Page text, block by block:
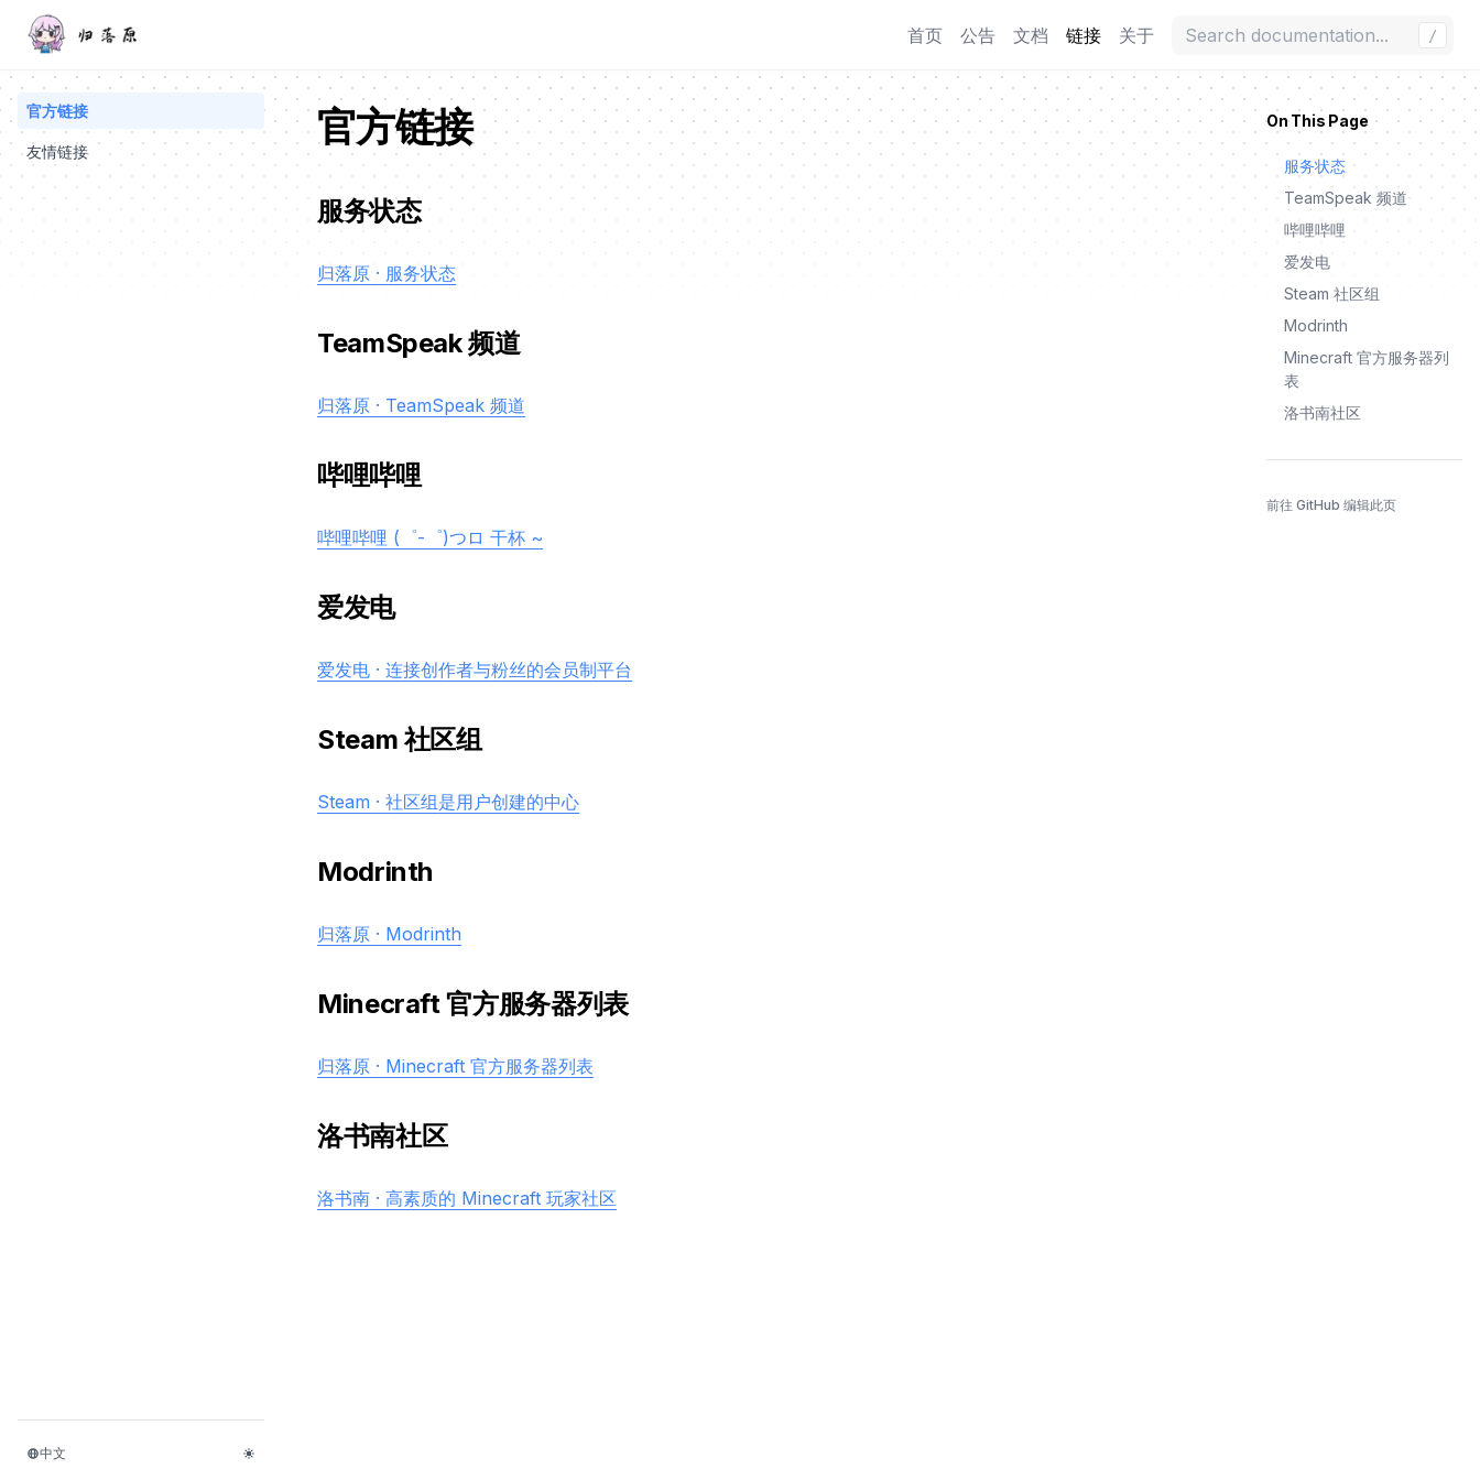
首页 公告 文档 链接 关于 /
官方链接
友情链接
中文
官方链接
服务状态
归落原 · 服务状态
TeamSpeak 频道
归落原 · TeamSpeak 频道
哔哩哔哩
哔哩哔哩 (゜-゜)つロ 干杯 ~
爱发电
爱发电 · 连接创作者与粉丝的会员制平台
Steam 社区组
Steam · 社区组是用户创建的中心
Modrinth
归落原 · Modrinth
Minecraft 官方服务器列表
归落原 · Minecraft 官方服务器列表
洛书南社区
洛书南 · 高素质的 Minecraft 玩家社区
On This Page
服务状态
TeamSpeak 频道
哔哩哔哩
爱发电
Steam 社区组
Modrinth
Minecraft 官方服务器列
表
洛书南社区
前往 GitHub 编辑此页